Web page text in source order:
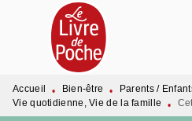
MENU RECHERCHE
PIED DE PAGE
Accueil • Bien-être • Parents /
Vie quotidienne, Vie de la famille
•